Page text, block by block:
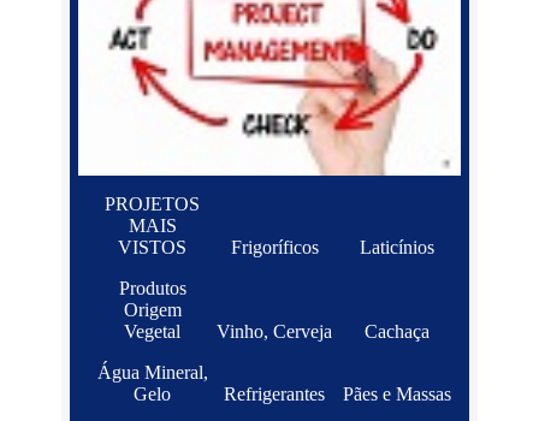
PROJETOS
MAIS
VISTOS
Frigoríficos
Laticínios
Produtos
Origem
Vegetal
Vinho, Cerveja
Cachaça
Água Mineral,
Gelo
Refrigerantes
Pães e Massas